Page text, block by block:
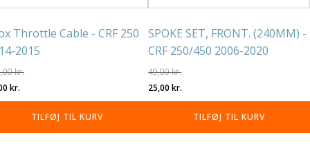
Throttle Cable - CRF 250
2015
kr.
kr.
aktuelle
pris
er:
TILFØJ TIL KURV
SPOKE SET, FRONT. (240MM) -
CRF 250/450 2006-2020
49,00kr.
Den
oprindelige
var:
25,00kr.
aktuelle
pris
er:
TILFØJ TIL KURV